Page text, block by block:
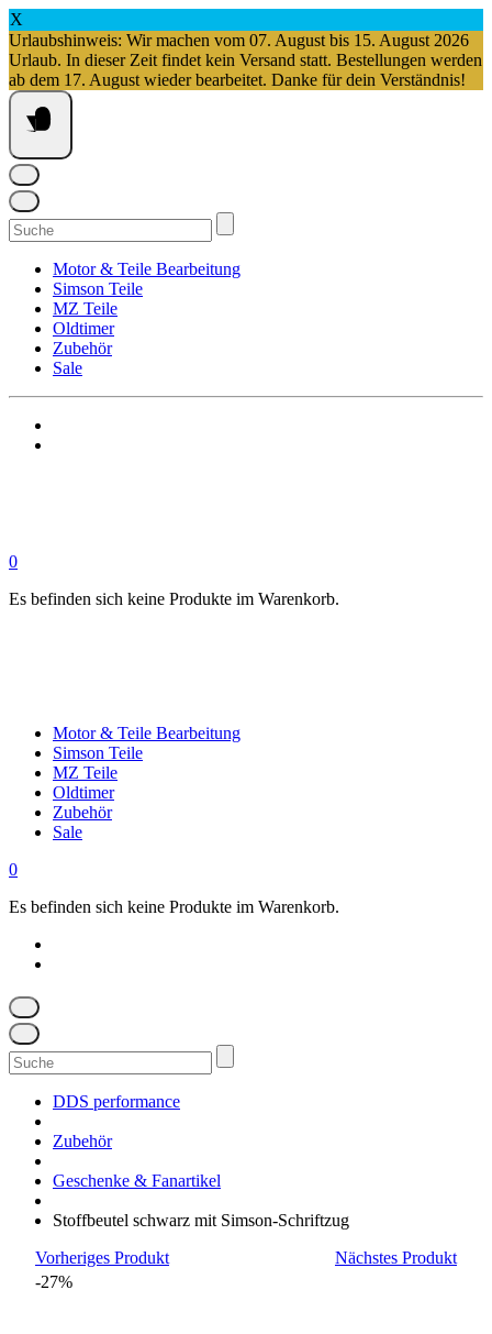
X
Urlaubshinweis: Wir machen vom 07. August bis 15. August 2026
Urlaub. In dieser Zeit findet kein Versand statt. Bestellungen werden
ab dem 17. August wieder bearbeitet. Danke für dein Verständnis!
Springe
zum
Inhalt
Suchen
nach:
Motor & Teile Bearbeitung
Simson Teile
MZ Teile
Oldtimer
Zubehör
Sale
0
Es befinden sich keine Produkte im Warenkorb.
Motor & Teile Bearbeitung
Simson Teile
MZ Teile
Oldtimer
Zubehör
Sale
0
Es befinden sich keine Produkte im Warenkorb.
Suchen
nach:
DDS performance
Zubehör
Geschenke & Fanartikel
Stoffbeutel schwarz mit Simson-Schriftzug
Vorheriges Produkt
Nächstes Produkt
-27%